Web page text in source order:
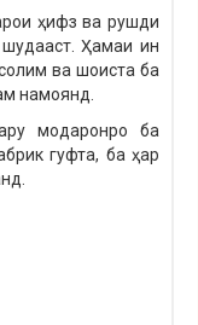
ҳифз ва рушди
Ҳамаи ин
ва шоиста ба
намоянд.
модаронро ба
гуфта, ба ҳар